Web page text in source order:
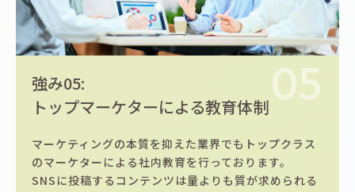
05
強み05:
トップマーケターによる教育体制
マーケティングの本質を抑えた業界でもトップクラス
のマーケターによる社内教育を行っております。
SNSに投稿するコンテンツは量よりも質が求められる